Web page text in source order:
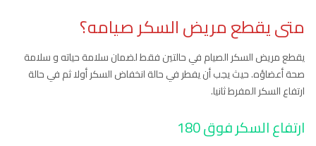
متى يقطع مريض السكر صيامه؟
يقطع مريض السكر الصيام في حالتين فقط لضمان سلامة حياته و سلامة
صحة أعضاؤه. حيث يجب أن يفطر في حالة انخفاض السكر أولا ثم في حالة
ارتفاع السكر المفرط ثانيا.
ارتفاع السكر فوق 180